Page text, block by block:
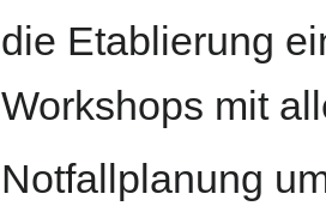
die Etablierung
Workshops mit
Notfallplanung